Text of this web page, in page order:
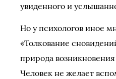
увиденного и
Но у психологов иное
«Толкование
природа
Человек не желает